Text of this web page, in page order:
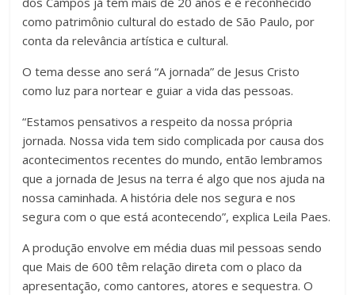
como patrimônio cultural do estado de São Paulo, por
conta da relevância artística e cultural.
O tema desse ano será “A jornada” de Jesus Cristo
como luz para nortear e guiar a vida das pessoas.
“Estamos pensativos a respeito da nossa própria
jornada. Nossa vida tem sido complicada por causa dos
acontecimentos recentes do mundo, então lembramos
que a jornada de Jesus na terra é algo que nos ajuda na
nossa caminhada. A história dele nos segura e nos
segura com o que está acontecendo”, explica Leila Paes.
A produção envolve em média duas mil pessoas sendo
que Mais de 600 têm relação direta com o placo da
apresentação, como cantores, atores e sequestra. O